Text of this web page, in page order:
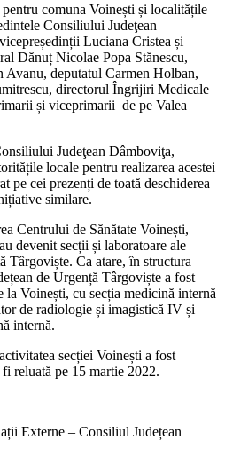
comuna Voinești și localitățile
Consiliului Judeţean
Luciana Cristea și
Dănuț Nicolae Popa Stănescu,
deputatul Carmen Holban,
directorul Îngrijiri Medicale
și viceprimarii de pe Valea
Judeţean Dâmboviţa,
locale pentru realizarea acestei
pe cei prezenți de toată deschiderea
similare.
Centrului de Sănătate Voinești,
devenit secții și laboratoare ale
Târgoviște. Ca atare, în structura
de Urgență Târgoviște a fost
la Voinești, cu secția medicină internă
de radiologie și imagistică IV și
internă.
secției Voinești a fost
fi reluată pe 15 martie 2022.
Externe – Consiliul Județean